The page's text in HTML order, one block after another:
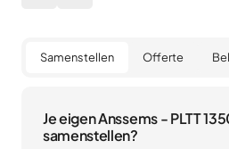
Samenstellen Offerte
Je eigen Anssems - PLTT
samenstellen?